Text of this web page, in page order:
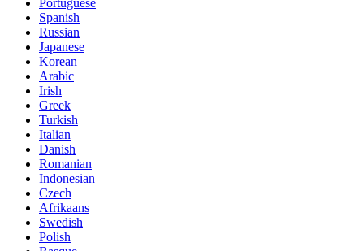
Spanish
Russian
Japanese
Korean
Arabic
Irish
Greek
Turkish
Italian
Danish
Romanian
Indonesian
Czech
Afrikaans
Swedish
Polish